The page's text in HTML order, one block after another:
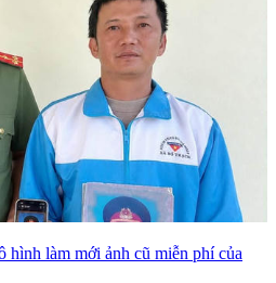
hình làm mới ảnh cũ miễn phí của